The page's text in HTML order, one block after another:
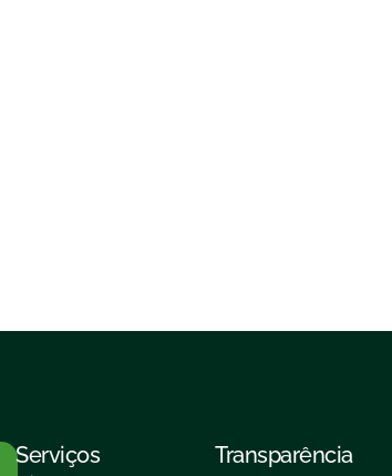
Serviços Transparência